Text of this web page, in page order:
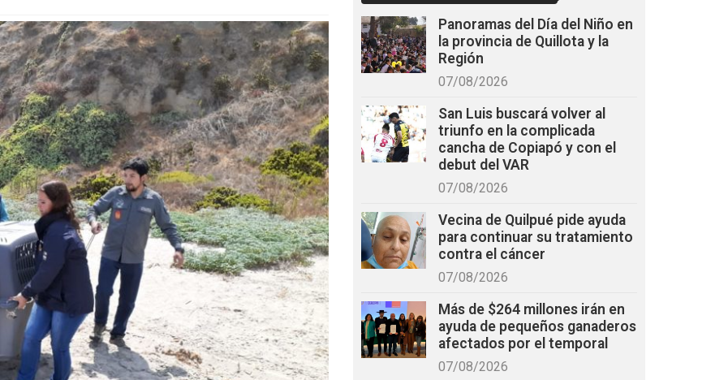
Panoramas del Día del Niño en
la provincia de Quillota y la
Región
07/08/2026
San Luis buscará volver al
triunfo en la complicada
cancha de Copiapó y con el
debut del VAR
07/08/2026
Vecina de Quilpué pide ayuda
para continuar su tratamiento
contra el cáncer
07/08/2026
Más de $264 millones irán en
ayuda de pequeños ganaderos
afectados por el temporal
07/08/2026